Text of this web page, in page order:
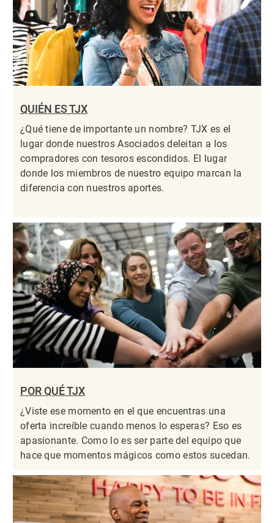
QUIÉN ES TJX
¿Qué tiene de importante un nombre? TJX es el
lugar donde nuestros Asociados deleitan a los
compradores con tesoros escondidos. El lugar
donde los miembros de nuestro equipo marcan la
diferencia con nuestros aportes.
POR QUÉ TJX
¿Viste ese momento en el que encuentras una
oferta increíble cuando menos lo esperas? Eso es
apasionante. Como lo es ser parte del equipo que
hace que momentos mágicos como estos sucedan.